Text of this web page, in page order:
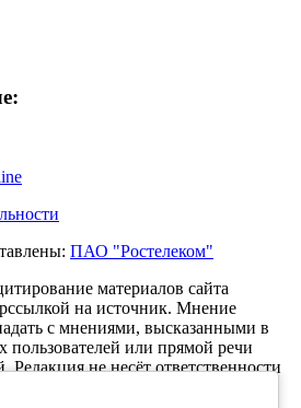
ПАО "Ростелеком"
материалов сайта
на источник. Мнение
с мнениями, высказанными в
пользователей или прямой речи
не несёт ответственности